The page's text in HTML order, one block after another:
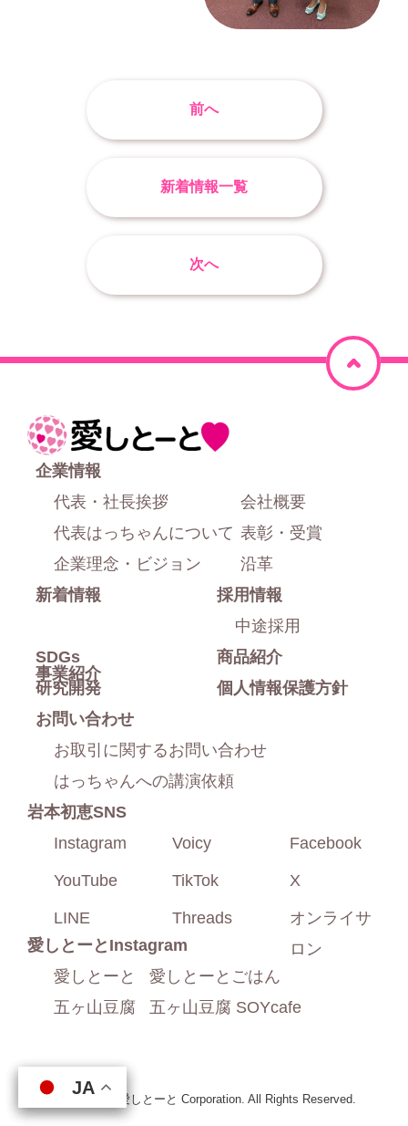
前へ
新着情報一覧
次へ
ペ
ー
ホ
ー
企業情報
代表・社長挨拶
代表はっちゃんについて
企業理念・ビジョン
会社概要
表彰・受賞
沿革
採用情報
中途採用
事業紹介
商品紹介
研究開発
新着情報
個人情報保護方針
SDGs
お問い合わせ
お取引に関するお問い合わせ
はっちゃんへの講演依頼
岩本初恵SNS
Instagram
Voicy Facebook
YouTube TikTok X
LINE Threads
オンライサ
ロン
愛しとーと Instagram
愛しとーと
愛しとーとごはん
五ヶ山豆腐
五ヶ山豆腐 SOYcafe
Copyright © 愛しとーと Corporation. All Rights Reserved.
JA
JA
JA
JA